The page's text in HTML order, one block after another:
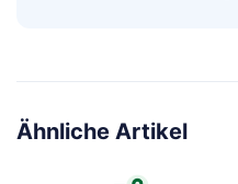
Ähnliche Artikel